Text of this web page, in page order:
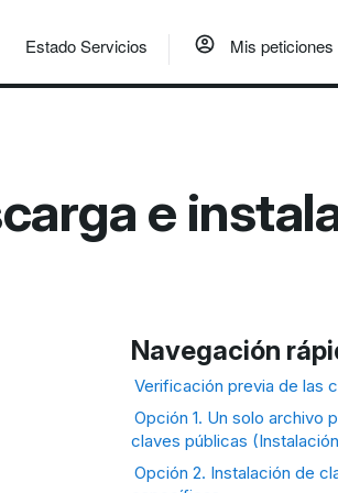
Estado Servicios Mis peticiones
e
Navegación
Verificación previa de las
Opción 1. Un solo archivo
claves públicas
Opción 2. Instalación de